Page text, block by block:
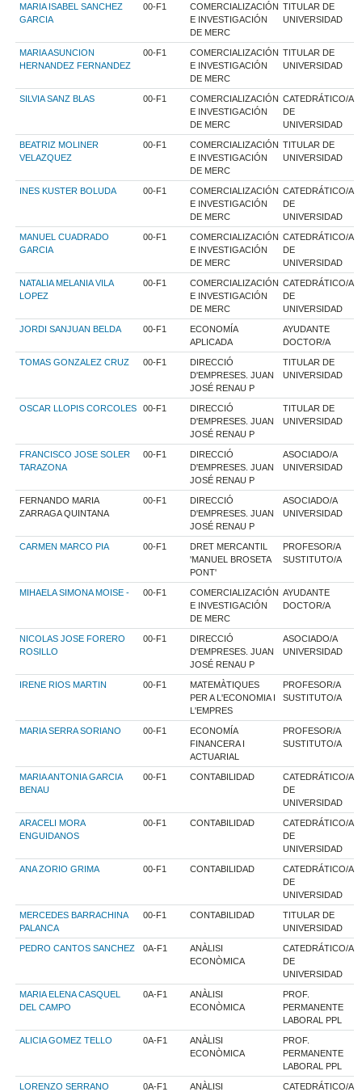
MARIA ISABEL SANCHEZ
GARCIA
00-F1
COMERCIALIZACIÓN
E INVESTIGACIÓN
DE MERC
TITULAR DE
UNIVERSIDAD
MARIA ASUNCION
HERNANDEZ FERNANDEZ
00-F1
COMERCIALIZACIÓN
E INVESTIGACIÓN
DE MERC
TITULAR DE
UNIVERSIDAD
SILVIA SANZ BLAS 00-F1
COMERCIALIZACIÓN
E INVESTIGACIÓN
DE MERC
CATEDRÁTICO/A
DE
UNIVERSIDAD
BEATRIZ MOLINER
VELAZQUEZ
00-F1
COMERCIALIZACIÓN
E INVESTIGACIÓN
DE MERC
TITULAR DE
UNIVERSIDAD
INES KUSTER BOLUDA 00-F1
COMERCIALIZACIÓN
E INVESTIGACIÓN
DE MERC
CATEDRÁTICO/A
DE
UNIVERSIDAD
MANUEL CUADRADO
GARCIA
00-F1
COMERCIALIZACIÓN
E INVESTIGACIÓN
DE MERC
CATEDRÁTICO/A
DE
UNIVERSIDAD
NATALIA MELANIA VILA
LOPEZ
00-F1
COMERCIALIZACIÓN
E INVESTIGACIÓN
DE MERC
CATEDRÁTICO/A
DE
UNIVERSIDAD
JORDI SANJUAN BELDA 00-F1
ECONOMÍA
APLICADA
AYUDANTE
DOCTOR/A
TOMAS GONZALEZ CRUZ 00-F1
DIRECCIÓ
D'EMPRESES. JUAN
JOSÉ RENAU P
TITULAR DE
UNIVERSIDAD
OSCAR LLOPIS CORCOLES 00-F1
DIRECCIÓ
D'EMPRESES. JUAN
JOSÉ RENAU P
TITULAR DE
UNIVERSIDAD
FRANCISCO JOSE SOLER
TARAZONA
00-F1
DIRECCIÓ
D'EMPRESES. JUAN
JOSÉ RENAU P
ASOCIADO/A
UNIVERSIDAD
FERNANDO MARIA
ZARRAGA QUINTANA
00-F1
DIRECCIÓ
D'EMPRESES. JUAN
JOSÉ RENAU P
ASOCIADO/A
UNIVERSIDAD
CARMEN MARCO PIA 00-F1
DRET MERCANTIL
'MANUEL BROSETA
PONT'
PROFESOR/A
SUSTITUTO/A
MIHAELA SIMONA MOISE - 00-F1
COMERCIALIZACIÓN
E INVESTIGACIÓN
DE MERC
AYUDANTE
DOCTOR/A
NICOLAS JOSE FORERO
ROSILLO
00-F1
DIRECCIÓ
D'EMPRESES. JUAN
JOSÉ RENAU P
ASOCIADO/A
UNIVERSIDAD
IRENE RIOS MARTIN 00-F1
MATEMÀTIQUES
PER A L'ECONOMIA I
L'EMPRES
PROFESOR/A
SUSTITUTO/A
MARIA SERRA SORIANO 00-F1
ECONOMÍA
FINANCERA I
ACTUARIAL
PROFESOR/A
SUSTITUTO/A
MARIA ANTONIA GARCIA
BENAU
00-F1 CONTABILIDAD
CATEDRÁTICO/A
DE
UNIVERSIDAD
ARACELI MORA
ENGUIDANOS
00-F1 CONTABILIDAD
CATEDRÁTICO/A
DE
UNIVERSIDAD
ANA ZORIO GRIMA 00-F1 CONTABILIDAD
CATEDRÁTICO/A
DE
UNIVERSIDAD
MERCEDES BARRACHINA
PALANCA
00-F1 CONTABILIDAD
TITULAR DE
UNIVERSIDAD
PEDRO CANTOS SANCHEZ 0A-F1
ANÀLISI
ECONÒMICA
CATEDRÁTICO/A
DE
UNIVERSIDAD
MARIA ELENA CASQUEL
DEL CAMPO
0A-F1
ANÀLISI
ECONÒMICA
PROF.
PERMANENTE
LABORAL PPL
ALICIA GOMEZ TELLO 0A-F1
ANÀLISI
ECONÒMICA
PROF.
PERMANENTE
LABORAL PPL
LORENZO SERRANO
0A-F1
ANÀLISI
CATEDRÁTICO/A